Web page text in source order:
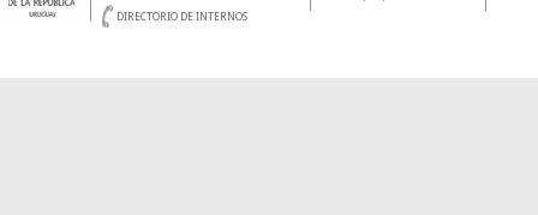
DIRECTORIO DE INTERNOS